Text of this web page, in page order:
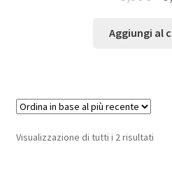
Aggiungi al
Visualizzazione di tutti i 2 risultati